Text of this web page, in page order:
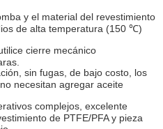
y el material del revestimiento
de alta temperatura (150 ℃)
cierre mecánico
sin fugas, de bajo costo, los
necesitan agregar aceite
complejos, excelente
de PTFE/PFA y pieza